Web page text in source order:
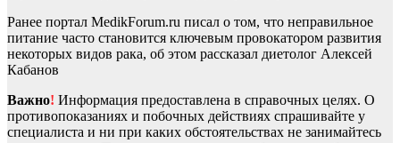
Ранее портал MedikForum.ru писал о том, что неправильное
питание часто становится ключевым провокатором развития
некоторых видов рака, об этом рассказал диетолог Алексей
Кабанов
Важно! Информация предоставлена в справочных целях. О
противопоказаниях и побочных действиях спрашивайте у
специалиста и ни при каких обстоятельствах не занимайтесь